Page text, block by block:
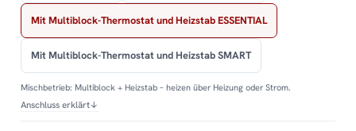
Mit Multiblock-Thermostat und Heizstab ESSENTIAL
Mit Multiblock-Thermostat und Heizstab SMART
Mischbetrieb: Multiblock + Heizstab – heizen über Heizung oder Strom.
Anschluss erklärt↓